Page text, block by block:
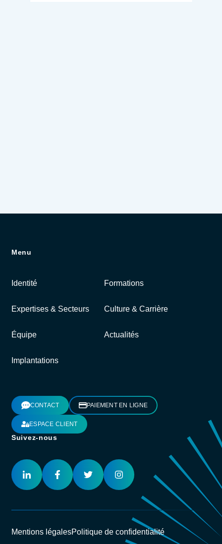
Menu
Identité Formations
Expertises & Secteurs Culture & Carrière
Équipe Actualités
Implantations
CONTACT PAIEMENT EN LIGNE
ESPACE CLIENT
Suivez-nous
Mentions légalesPolitique de confidentialité